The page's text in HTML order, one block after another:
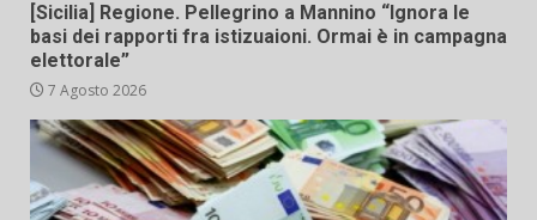
[Sicilia] Regione. Pellegrino a Mannino “Ignora le
basi dei rapporti fra istizuaioni. Ormai è in campagna
elettorale”
7 Agosto 2026